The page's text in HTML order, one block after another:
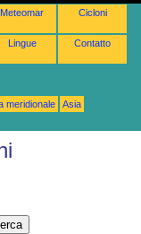
Meteomar Cicloni
Lingue Contatto
meridionale
Asia